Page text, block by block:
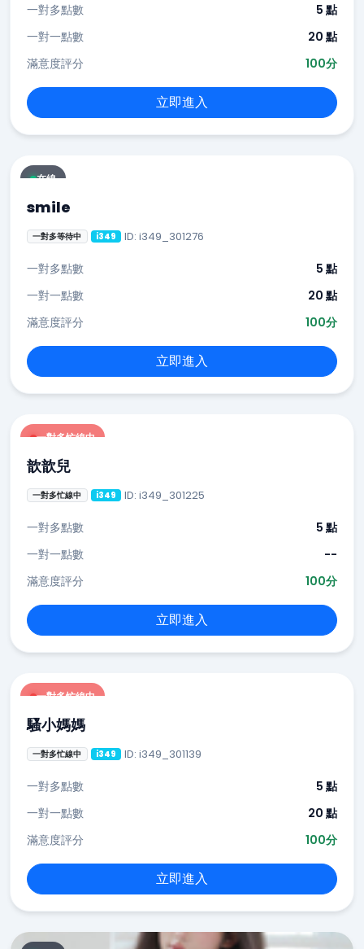
一對多點數
5 點
一對一點數
20 點
滿意度評分
100分
立即進入
在線
smile
一對多等待中 i349 ID: i349_301276
一對多點數
5 點
一對一點數
20 點
滿意度評分
100分
立即進入
一對多忙線中
歆歆兒
一對多忙線中 i349 ID: i349_301225
一對多點數
5 點
一對一點數
--
滿意度評分
100分
立即進入
一對多忙線中
騷小媽媽
一對多忙線中 i349 ID: i349_301139
一對多點數
5 點
一對一點數
20 點
滿意度評分
100分
立即進入